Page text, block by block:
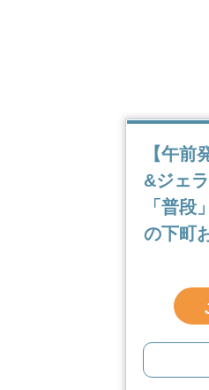
【午前
&ジェ
「普段
の下町